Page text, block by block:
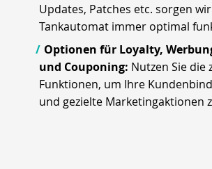
Updates, Patches etc. sorgen
Tankautomat immer optimal
Optionen für Loyalty,
und Couponing: Nutzen Sie die
Funktionen, um Ihre
und gezielte Marketingaktionen